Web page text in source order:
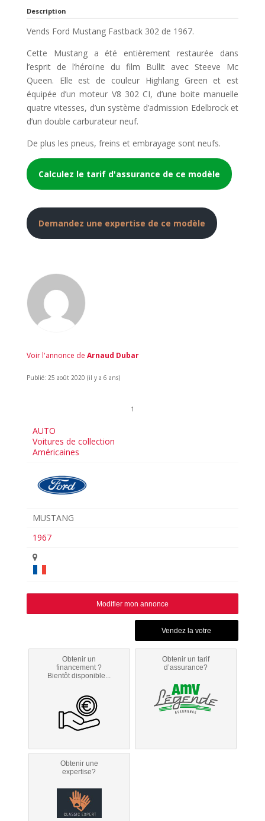
Description
Vends Ford Mustang Fastback 302 de 1967.
Cette Mustang a été entièrement restaurée dans
l’esprit de l’héroïne du film Bullit avec Steeve Mc
Queen. Elle est de couleur Highlang Green et est
équipée d’un moteur V8 302 CI, d’une boite manuelle
quatre vitesses, d’un système d’admission Edelbrock et
d’un double carburateur neuf.
De plus les pneus, freins et embrayage sont neufs.
Calculez le tarif d'assurance de ce modèle
Demandez une expertise de ce modèle
Voir l'annonce de Arnaud Dubar
Publié: 25 août 2020 (il y a 6 ans)
1
AUTO
Voitures de collection
Américaines
MUSTANG
1967
Modifier mon annonce
Obtenir un
financement ?
Bientôt disponible...
Obtenir un tarif
d’assurance?
Obtenir une
expertise?